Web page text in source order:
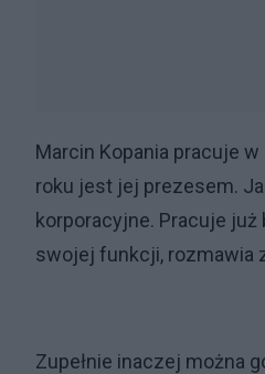
Marcin Kopania pracuje
roku jest jej prezesem.
korporacyjne. Pracuje już
swojej funkcji, rozmawia
Zupełnie inaczej można